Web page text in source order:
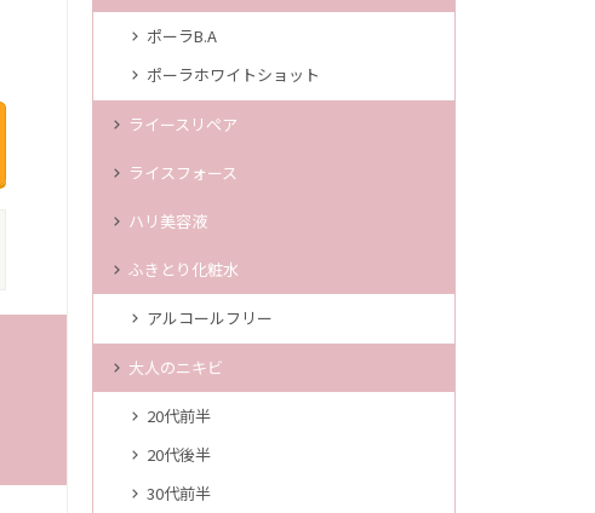
ポーラB.A
ポーラホワイトショット
ライースリペア
ライスフォース
ハリ美容液
ふきとり化粧水
アルコールフリー
大人のニキビ
20代前半
20代後半
30代前半